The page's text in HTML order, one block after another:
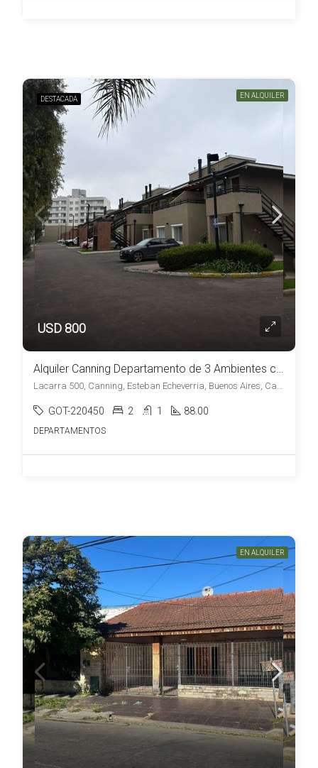
DESTACADA EN ALQUILER
USD 800
Alquiler Canning Departamento de 3 Ambientes con Cochera en Amaneceres de Canning
Lacarra 500, Canning, Esteban Echeverria, Buenos Aires, Canning, Esteban Echeverría
GOT-220450 2 1 88.00
DEPARTAMENTOS
EN ALQUILER